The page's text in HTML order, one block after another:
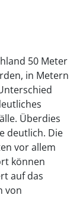
50 Meter
in Metern
Überdies
deutlich. Die
vor allem
können
auf das
von